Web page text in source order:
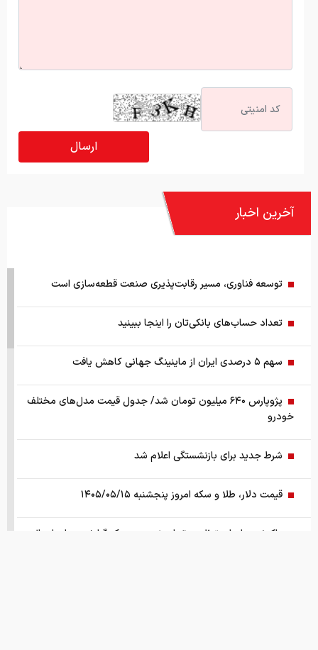
آخرین اخبار
توسعه فناوری، مسیر رقابت‌پذیری صنعت قطعه‌سازی است
تعداد حساب‌های بانکی‌تان را اینجا ببینید
سهم ۵ درصدی ایران از ماینینگ جهانی کاهش یافت
پژوپارس ۶۴۰ میلیون تومان شد/ جدول قیمت مدل‌های مختلف
خودرو
شرط جدید برای بازنشستگی اعلام شد
قیمت دلار، طلا و سکه امروز پنجشنبه ۱۴۰۵/۰۵/۱۵
واکنش سازمان تنظیم مقررات نسبت به یک گزارش درباره اعمال